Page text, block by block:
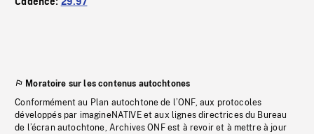
Moratoire sur les contenus autochtones
Conformément au Plan autochtone de l’ONF, aux protocoles
développés par imagineNATIVE et aux lignes directrices du Bureau
de l’écran autochtone, Archives ONF est à revoir et à mettre à jour